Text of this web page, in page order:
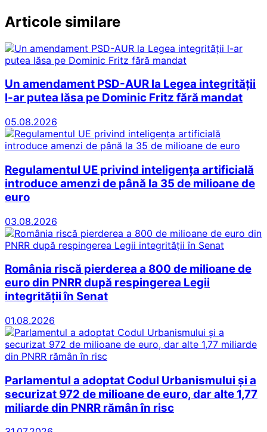
Articole similare
Un amendament PSD-AUR la Legea integrității
l-ar putea lăsa pe Dominic Fritz fără mandat
05.08.2026
Regulamentul UE privind inteligența artificială
introduce amenzi de până la 35 de milioane de
euro
03.08.2026
România riscă pierderea a 800 de milioane de
euro din PNRR după respingerea Legii
integrității în Senat
01.08.2026
Parlamentul a adoptat Codul Urbanismului și a
securizat 972 de milioane de euro, dar alte 1,77
miliarde din PNRR rămân în risc